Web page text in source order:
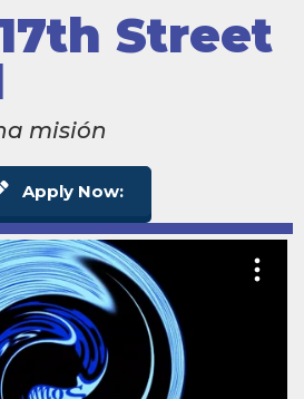
Street
misión
Apply Now: